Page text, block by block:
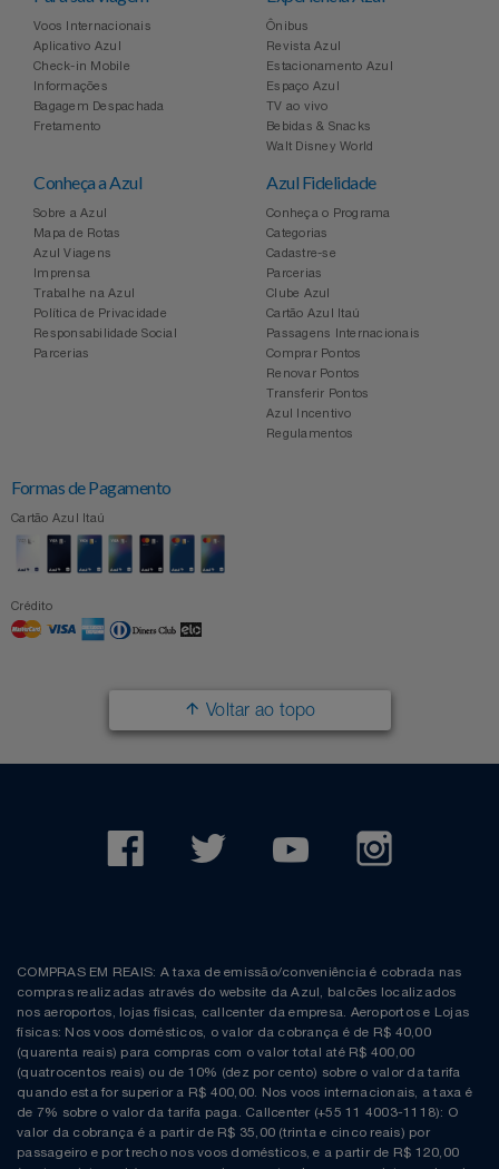
Voos Internacionais
Aplicativo Azul
Check-in Mobile
Informações
Bagagem Despachada
Fretamento
Ônibus
Revista Azul
Estacionamento Azul
Espaço Azul
TV ao vivo
Bebidas & Snacks
Walt Disney World
Conheça a Azul
Sobre a Azul
Mapa de Rotas
Azul Viagens
Imprensa
Trabalhe na Azul
Política de Privacidade
Responsabilidade Social
Parcerias
Azul Fidelidade
Conheça o Programa
Categorias
Cadastre-se
Parcerias
Clube Azul
Cartão Azul Itaú
Passagens Internacionais
Comprar Pontos
Renovar Pontos
Transferir Pontos
Azul Incentivo
Regulamentos
Formas de Pagamento
Cartão Azul Itaú
Crédito
Voltar ao topo
COMPRAS EM REAIS: A taxa de emissão/conveniência é cobrada nas
compras realizadas através do website da Azul, balcões localizados
nos aeroportos, lojas físicas, callcenter da empresa. Aeroportos e Lojas
físicas: Nos voos domésticos, o valor da cobrança é de R$ 40,00
(quarenta reais) para compras com o valor total até R$ 400,00
(quatrocentos reais) ou de 10% (dez por cento) sobre o valor da tarifa
quando esta for superior a R$ 400,00. Nos voos internacionais, a taxa é
de 7% sobre o valor da tarifa paga. Callcenter (+55 11 4003-1118): O
valor da cobrança é a partir de R$ 35,00 (trinta e cinco reais) por
passageiro e por trecho nos voos domésticos, e a partir de R$ 120,00